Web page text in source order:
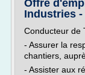
Offre
Industries -
Conducteur de
- Assurer la
chantiers,
- Assister aux